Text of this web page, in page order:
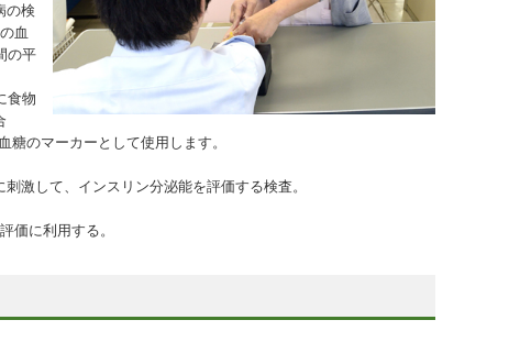
の検
血
の平
食物
のマーカーとして使用します。
激して、インスリン分泌能を評価する検査。
価に利用する。